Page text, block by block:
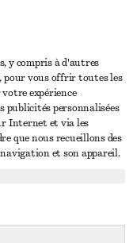
y compris à d'autres
pour vous offrir toutes les
expérience
publicités personnalisées
Internet et via les
que nous recueillons des
et son appareil.